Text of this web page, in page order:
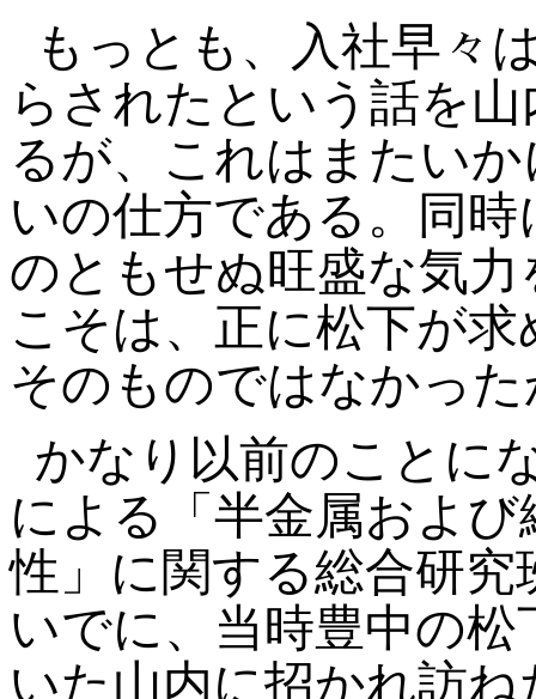
もっとも、入社早々
らされたという話を
るが、これはまたい
いの仕方である。同
のともせぬ旺盛な気
こそは、正に松下が
そのものではなかっ
かなり以前のことに
による「半金属およ
性」に関する総合研
いでに、当時豊中の
いた山内に招かれ訪